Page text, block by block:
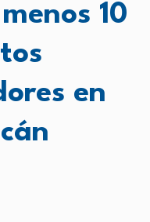
10
en